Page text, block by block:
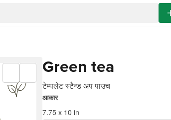
Green tea
टेम्पलेट स्टैन्ड अप पाउच
आकार
7.75 x 10 in